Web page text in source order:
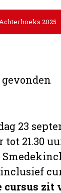
2025
23
tot 21.30
inclusief
cursus